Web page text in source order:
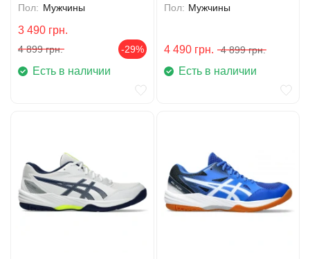
Пол: Мужчины
3 490 грн.
4 899 грн. -29%
Есть в наличии
Пол: Мужчины
4 490 грн. 4 899 грн.
Есть в наличии